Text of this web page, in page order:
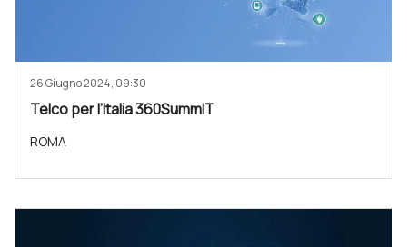
26 Giugno 2024, 09:30
Telco per l’Italia 360SummIT
ROMA